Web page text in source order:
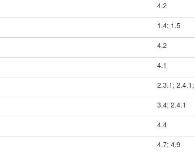
4.2
1.4; 1.5
4.2
4.1
2.3.1;
3.4; 2.4.1
4.4
4.7; 4.9